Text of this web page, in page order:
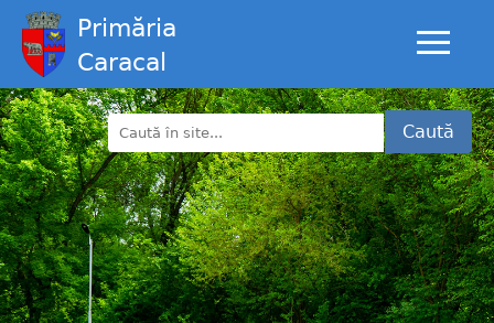
Primăria
Caracal
Caută